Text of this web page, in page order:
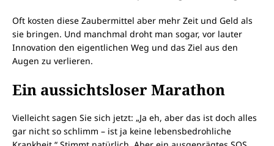
Oft kosten diese Zaubermittel aber mehr Zeit und Geld als
sie bringen. Und manchmal droht man sogar, vor lauter
Innovation den eigentlichen Weg und das Ziel aus den
Augen zu verlieren.
Ein aussichtsloser Marathon
Vielleicht sagen Sie sich jetzt: „Ja eh, aber das ist doch alles
gar nicht so schlimm – ist ja keine lebensbedrohliche